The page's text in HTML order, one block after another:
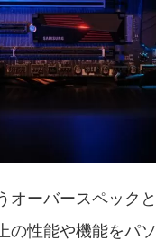
オーバースペック
の性能や機能をパ